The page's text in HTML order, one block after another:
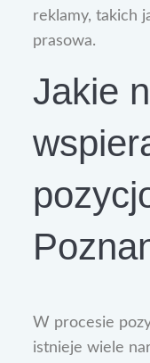
reklamy, takich
prasowa.
Jakie
W procesie
istnieje wiele